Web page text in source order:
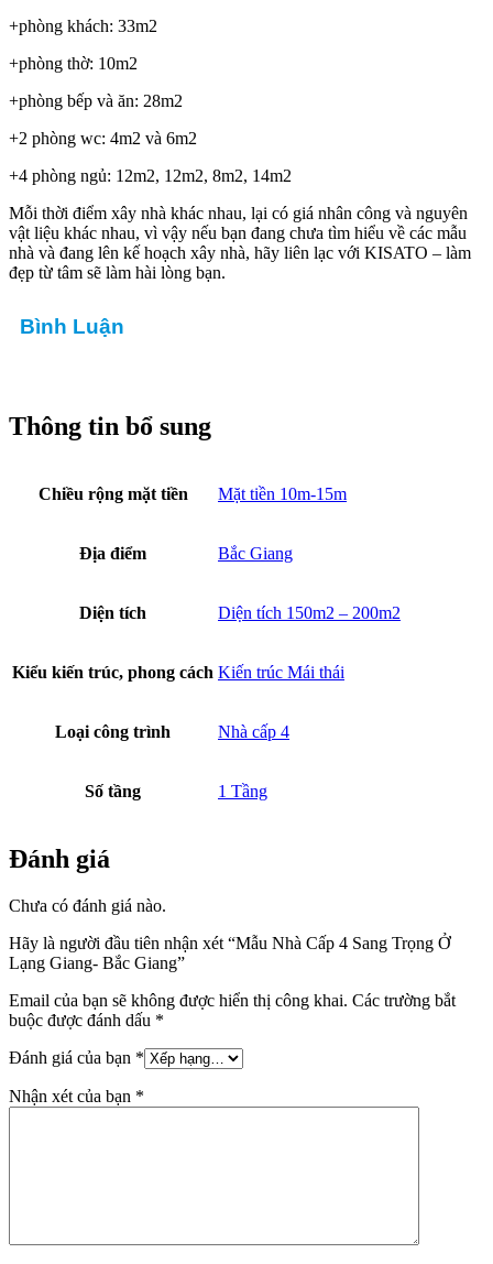
+phòng khách: 33m2
+phòng thờ: 10m2
+phòng bếp và ăn: 28m2
+2 phòng wc: 4m2 và 6m2
+4 phòng ngủ: 12m2, 12m2, 8m2, 14m2
Mỗi thời điểm xây nhà khác nhau, lại có giá nhân công và nguyên
vật liệu khác nhau, vì vậy nếu bạn đang chưa tìm hiểu về các mẫu
nhà và đang lên kế hoạch xây nhà, hãy liên lạc với KISATO – làm
đẹp từ tâm sẽ làm hài lòng bạn.
Bình Luận
Thông tin bổ sung
Chiều rộng mặt tiền Mặt tiền 10m-15m
Địa điểm Bắc Giang
Diện tích Diện tích 150m2 – 200m2
Kiểu kiến trúc, phong cách Kiến trúc Mái thái
Loại công trình Nhà cấp 4
Số tầng 1 Tầng
Đánh giá
Chưa có đánh giá nào.
Hãy là người đầu tiên nhận xét “Mẫu Nhà Cấp 4 Sang Trọng Ở
Lạng Giang- Bắc Giang”
Email của bạn sẽ không được hiển thị công khai. Các trường bắt
buộc được đánh dấu *
Đánh giá của bạn *
Nhận xét của bạn *